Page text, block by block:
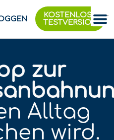
KOSTENLOSE
TESTVERSION
zur
Alltag
wird.